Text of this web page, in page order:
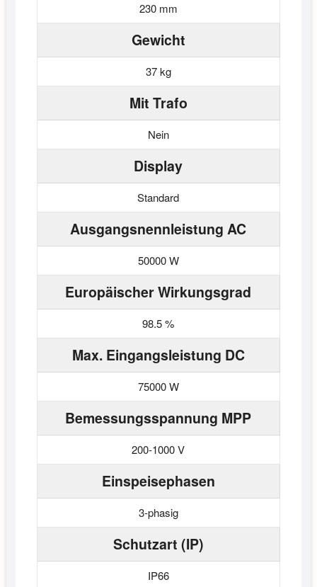
230 mm
Gewicht
37 kg
Mit Trafo
Nein
Display
Standard
Ausgangsnennleistung AC
50000 W
Europäischer Wirkungsgrad
98.5 %
Max. Eingangsleistung DC
75000 W
Bemessungsspannung MPP
200-1000 V
Einspeisephasen
3-phasig
Schutzart (IP)
IP66